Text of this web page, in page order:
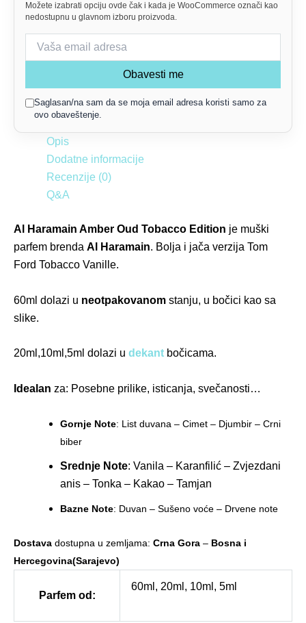
Možete izabrati opciju ovde čak i kada je WooCommerce označi kao
nedostupnu u glavnom izboru proizvoda.
Obavesti me
Saglasan/na sam da se moja email adresa koristi samo za
ovo obaveštenje.
Opis
Dodatne informacije
Recenzije (0)
Q&A
Al Haramain Amber Oud Tobacco Edition je muški
parfem brenda Al Haramain. Bolja i jača verzija Tom
Ford Tobacco Vanille.
60ml dolazi u neotpakovanom stanju, u bočici kao sa
slike.
20ml,10ml,5ml dolazi u dekant bočicama.
Idealan za: Posebne prilike, isticanja, svečanosti…
Gornje Note: List duvana – Cimet – Djumbir – Crni
biber
Srednje Note: Vanila – Karanfilić – Zvjezdani
anis – Tonka – Kakao – Tamjan
Bazne Note: Duvan – Sušeno voće – Drvene note
Dostava dostupna u zemljama: Crna Gora – Bosna i
Hercegovina(Sarajevo)
Parfem od:
60ml, 20ml, 10ml, 5ml